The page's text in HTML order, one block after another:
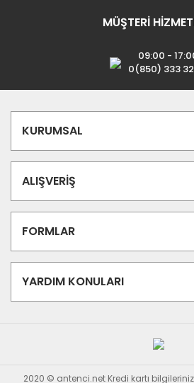
MÜŞTERİ
09:00 -
0(850) 333
KURUMSAL
ALIŞVERİŞ
FORMLAR
YARDIM KONULARI
2020 © antenci.net Kredi kartı